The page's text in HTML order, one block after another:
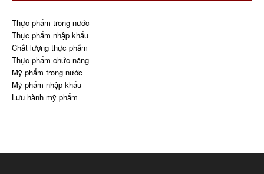
Thực phẩm trong nước
Thực phẩm nhập khẩu
Chất lượng thực phẩm
Thực phẩm chức năng
Mỹ phẩm trong nước
Mỹ phẩm nhập khẩu
Lưu hành mỹ phẩm